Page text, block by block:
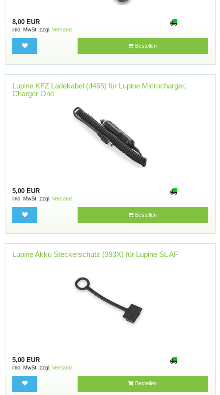
8,00 EUR
inkl. MwSt. zzgl. Versand
Bestellen
Lupine KFZ Ladekabel (d465) für Lupine Microcharger,
Charger One
5,00 EUR
inkl. MwSt. zzgl. Versand
Bestellen
Lupine Akku Steckerschutz (393X) für Lupine SL AF
5,00 EUR
inkl. MwSt. zzgl. Versand
Bestellen